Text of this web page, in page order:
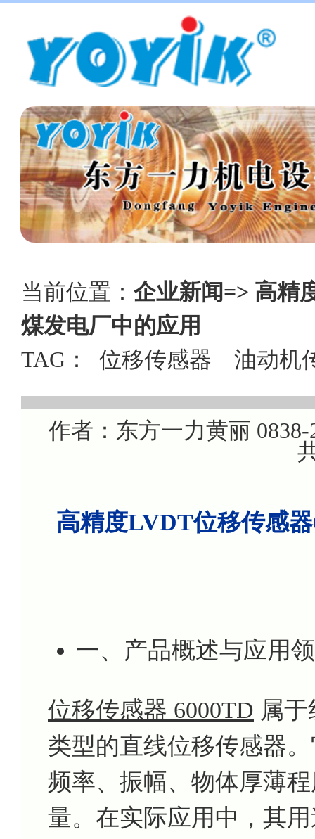
当前位置： 企业新闻=> 高精
煤发电厂中的应用
TAG： 位移传感器 油动机
作者：东方一力黄丽
高精度LVDT位移传感
一、产品概述与应用
位移传感器 6000TD 属
类型的直线位移传感器
频率、振幅、物体厚薄
量。在实际应用中，其